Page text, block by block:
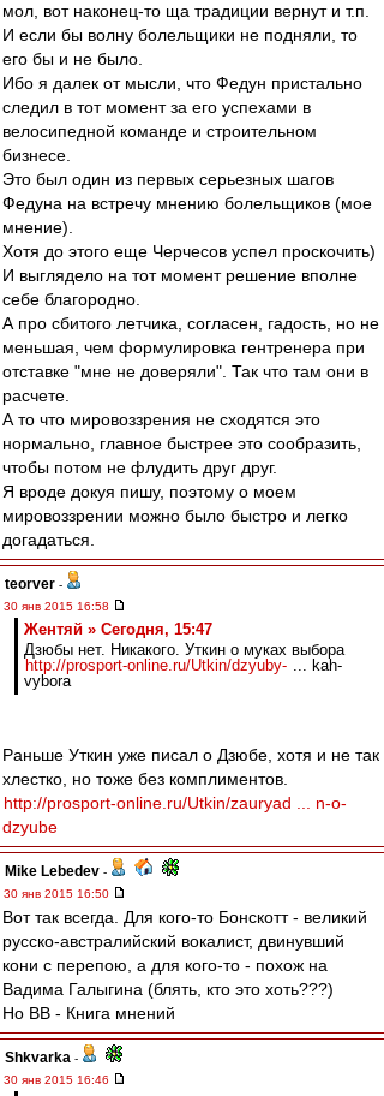
мол, вот наконец-то ща традиции вернут и т.п.
И если бы волну болельщики не подняли, то
его бы и не было.
Ибо я далек от мысли, что Федун пристально
следил в тот момент за его успехами в
велосипедной команде и строительном
бизнесе.
Это был один из первых серьезных шагов
Федуна на встречу мнению болельщиков (мое
мнение).
Хотя до этого еще Черчесов успел проскочить)
И выглядело на тот момент решение вполне
себе благородно.
А про сбитого летчика, согласен, гадость, но не
меньшая, чем формулировка гентренера при
отставке "мне не доверяли". Так что там они в
расчете.
А то что мировоззрения не сходятся это
нормально, главное быстрее это сообразить,
чтобы потом не флудить друг друг.
Я вроде докуя пишу, поэтому о моем
мировоззрении можно было быстро и легко
догадаться.
teorver -
30 янв 2015 16:58
Жентяй » Сегодня, 15:47
Дзюбы нет. Никакого. Уткин о муках выбора
http://prosport-online.ru/Utkin/dzyuby- ... kah-
vybora
Раньше Уткин уже писал о Дзюбе, хотя и не так
хлестко, но тоже без комплиментов.
http://prosport-online.ru/Utkin/zauryad ... n-o-
dzyube
Mike Lebedev -
30 янв 2015 16:50
Вот так всегда. Для кого-то Бонскотт - великий
русско-австралийский вокалист, двинувший
кони с перепою, а для кого-то - похож на
Вадима Галыгина (блять, кто это хоть???)
Но ВВ - Книга мнений
Shkvarka -
30 янв 2015 16:46